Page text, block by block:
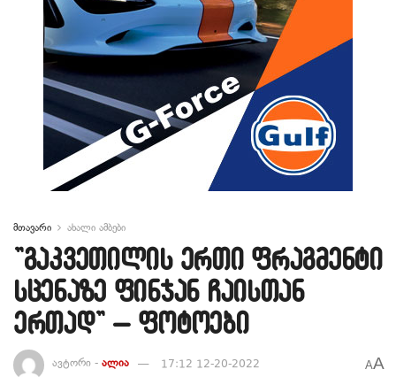
მთავარი ახალი ამბები
”გაკვეთილის ერთი ფრაგმენტი
სცენაზე ფინჯან ჩაისთან
ერთად” – ფოტოები
ავტორი - ალია 17:12 12-20-2022 AA